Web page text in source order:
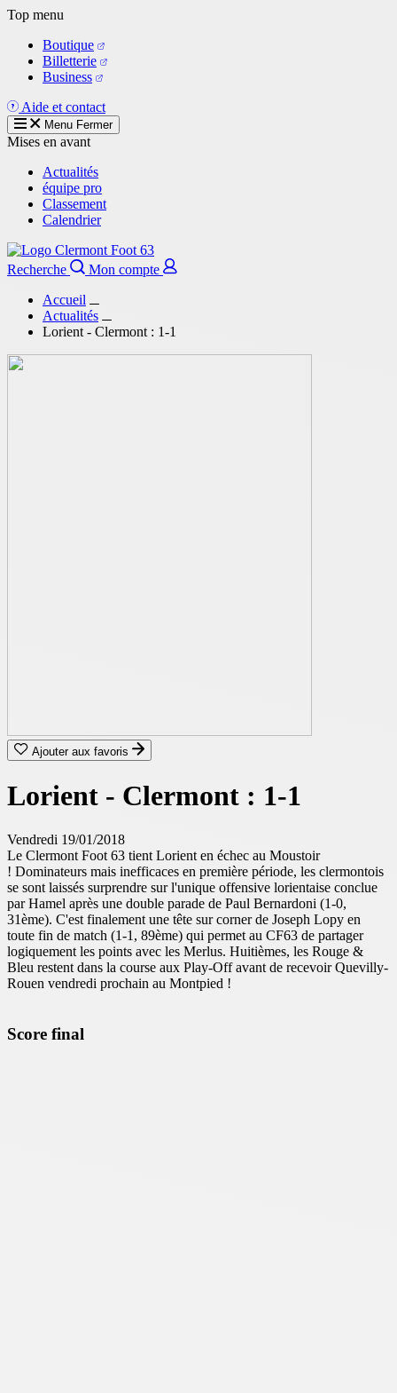
Aller
contenu
principal
Top menu
Boutique
Billetterie
Business
Aide et contact
Menu Fermer
Mises en avant
Actualités
équipe pro
Classement
Calendrier
Recherche
Mon compte
Accueil
Actualités
Lorient - Clermont : 1-1
Ajouter aux favoris
Lorient - Clermont : 1-1
Vendredi 19/01/2018
Le Clermont Foot 63 tient Lorient en échec au Moustoir
! Dominateurs mais inefficaces en première période, les clermontois
se sont laissés surprendre sur l'unique offensive lorientaise conclue
par Hamel après une double parade de Paul Bernardoni (1-0,
31ème). C'est finalement une tête sur corner de Joseph Lopy en
toute fin de match (1-1, 89ème) qui permet au CF63 de partager
logiquement les points avec les Merlus. Huitièmes, les Rouge &
Bleu restent dans la course aux Play-Off avant de recevoir Quevilly-
Rouen vendredi prochain au Montpied !
Score final